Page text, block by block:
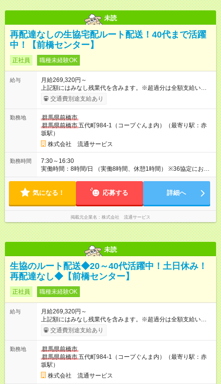
未読
再配達なしの生協宅配ルート配送！40代まで活躍
中！【前橋センター】
正社員 職種未経験OK
給与
月給269,320円～
上記額にはみなし残業代を含みます。※超過分は全額支給いたし
ます。 みなし残業代 60,320円／月 みなし残業時間 40時間／月
研修中 月給26万9，320円(研修期間2ヶ月～3ヶ月) 研修中 固定
内） 40.00時間/月 研修中 残業代 6万320円 【試用期間】試用期
間あり 試用期間の長さ：3ヶ月 雇用形態、給与は本採用時と同
じです。
交通費別途支給あり
勤務地
群馬県前橋市
群馬県前橋市五代町984-1（コープぐんま内）（最寄り駅：赤
坂駅）
株式会社 流通サービス
勤務時間
7:30～16:30
実働時間：8時間/日 （実働8時間、休憩1時間） ※36協定におけ
る特別条項あり ◎残業は1日0～2時間ほどです。慣れていくうち
気になる！ 応募する 詳細へ
掲載元企業名 株式会社 流通サービス
未読
生協のルート配送◆20～40代活躍中！土日休み！
再配達なし◆【前橋センター】
正社員 職種未経験OK
給与
月給269,320円～
上記額にはみなし残業代を含みます。※超過分は全額支給いたし
ます。 みなし残業代 60,320円／月 みなし残業時間 40時間／月
研修中 月給26万9，320円(研修期間2ヶ月～3ヶ月) 研修中 固定
内） 40.00時間/月 研修中 残業代 6万320円 【試用期間】試用期
間あり 試用期間の長さ：3ヶ月 雇用形態、給与は本採用時と同
じです。
交通費別途支給あり
勤務地
群馬県前橋市
群馬県前橋市五代町984-1（コープぐんま内）（最寄り駅：赤
坂駅）
株式会社 流通サービス